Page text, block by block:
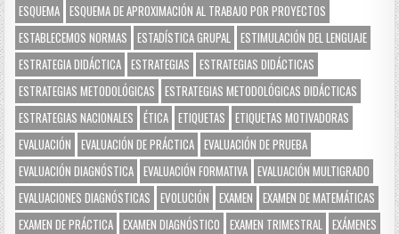
ESQUEMA ESQUEMA DE APROXIMACIÓN AL TRABAJO POR PROYECTOS
ESTABLECEMOS NORMAS
ESTADÍSTICA GRUPAL
ESTIMULACIÓN DEL LENGUAJE
ESTRATEGIA DIDÁCTICA ESTRATEGIAS
ESTRATEGIAS DIDÁCTICAS
ESTRATEGIAS METODOLÓGICAS
ESTRATEGIAS METODOLÓGICAS DIDÁCTICAS
ESTRATEGIAS NACIONALES
ÉTICA ETIQUETAS
ETIQUETAS MOTIVADORAS
EVALUACIÓN
EVALUACIÓN DE PRÁCTICA EVALUACIÓN DE PRUEBA
EVALUACIÓN DIAGNÓSTICA EVALUACIÓN FORMATIVA EVALUACIÓN MULTIGRADO
EVALUACIONES DIAGNÓSTICAS
EVOLUCIÓN EXAMEN
EXAMEN DE MATEMÁTICAS
EXAMEN DE PRÁCTICA EXAMEN DIAGNÓSTICO EXAMEN TRIMESTRAL
EXÁMENES